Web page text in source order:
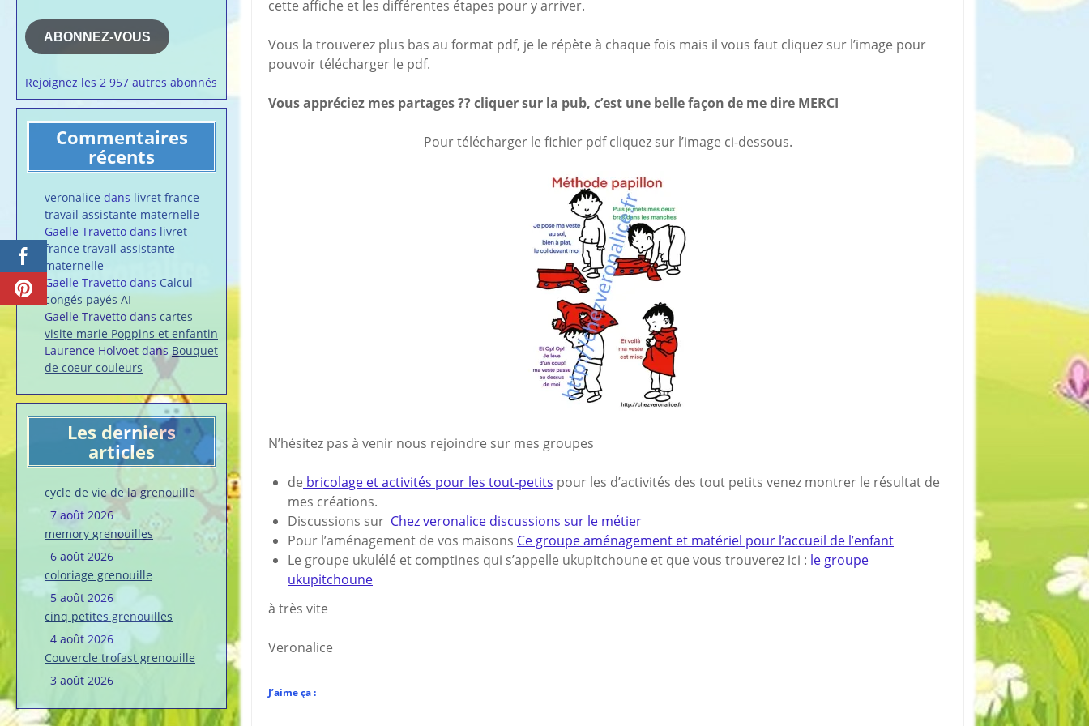
la semaine
Membres du site
Articles chez
veronalice
mail
ABONNEZ-VOUS
Rejoignez les 2 957 autres abonnés
Commentaires
récents
veronalice dans livret france
travail assistante maternelle
Gaelle Travetto dans livret
france travail assistante
maternelle
Gaelle Travetto dans Calcul
congés payés AI
Gaelle Travetto dans cartes
visite marie Poppins et enfantin
Laurence Holvoet dans Bouquet
de coeur couleurs
Les derniers
articles
cycle de vie de la grenouille
7 août 2026
memory grenouilles
6 août 2026
coloriage grenouille
5 août 2026
cinq petites grenouilles
4 août 2026
Couvercle trofast grenouille
3 août 2026
cette affiche et les différentes étapes pour y arriver.
Vous la trouverez plus bas au format pdf, je le répète à chaque fois mais il vous faut cliquez sur l’image pour
pouvoir télécharger le pdf.
Vous appréciez mes partages ?? cliquer sur la pub, c’est une belle façon de me dire MERCI
Pour télécharger le fichier pdf cliquez sur l’image ci-dessous.
N’hésitez pas à venir nous rejoindre sur mes groupes
de bricolage et activités pour les tout-petits pour les d’activités des tout petits venez montrer le résultat de
mes créations.
Discussions sur Chez veronalice discussions sur le métier
Pour l’aménagement de vos maisons Ce groupe aménagement et matériel pour l’accueil de l’enfant
Le groupe ukulélé et comptines qui s’appelle ukupitchoune et que vous trouverez ici : le groupe
ukupitchoune
à très vite
Veronalice
J’aime ça :